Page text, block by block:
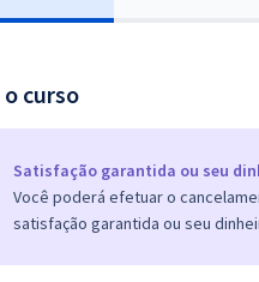
curso
Satisfação garantida ou seu
Você poderá efetuar o
satisfação garantida ou seu